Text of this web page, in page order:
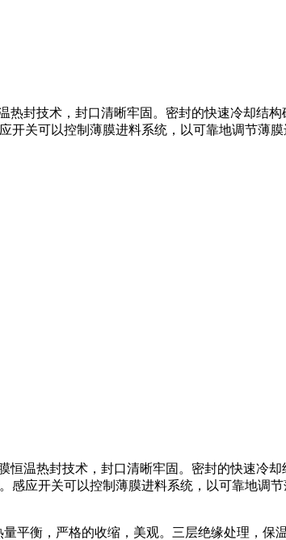
封技术，封口清晰牢固。密封的快速冷却结
开关可以控制薄膜进料系统，以可靠地调节薄
温热封技术，封口清晰牢固。密封的快速冷却
感应开关可以控制薄膜进料系统，以可靠地调
衡，严格的收缩，美观。三层绝缘处理，保温